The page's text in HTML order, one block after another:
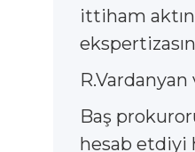
ittiham
Baş
hesab etdiyi